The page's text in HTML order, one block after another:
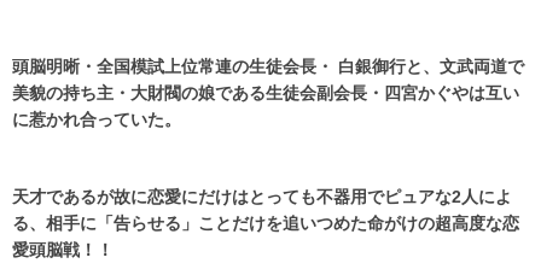
頭脳明晰・全国模試上位常連の生徒会長・ 白銀御行と、文武両道で
美貌の持ち主・大財閥の娘である生徒会副会長・四宮かぐやは互い
に惹かれ合っていた。
天才であるが故に恋愛にだけはとっても不器用でピュアな2人によ
る、相手に「告らせる」ことだけを追いつめた命がけの超高度な恋
愛頭脳戦！！